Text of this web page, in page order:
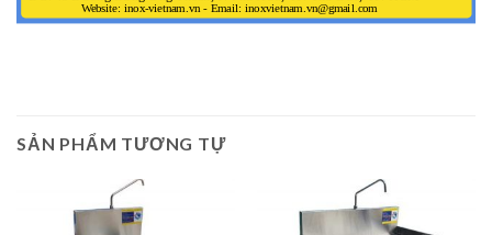
SẢN PHẨM TƯƠNG TỰ